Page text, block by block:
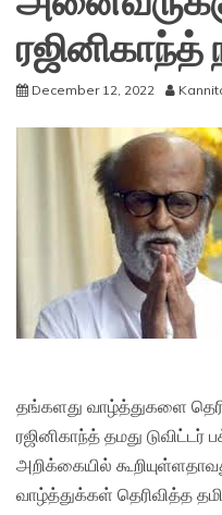
ரஜினிகாந்த்
December 12, 2022
தங்களது வாழ்த்துகளை
ரஜினிகாந்த் தமது
அறிக்கையில்
வாழ்த்துக்கள் தெரிவித்த